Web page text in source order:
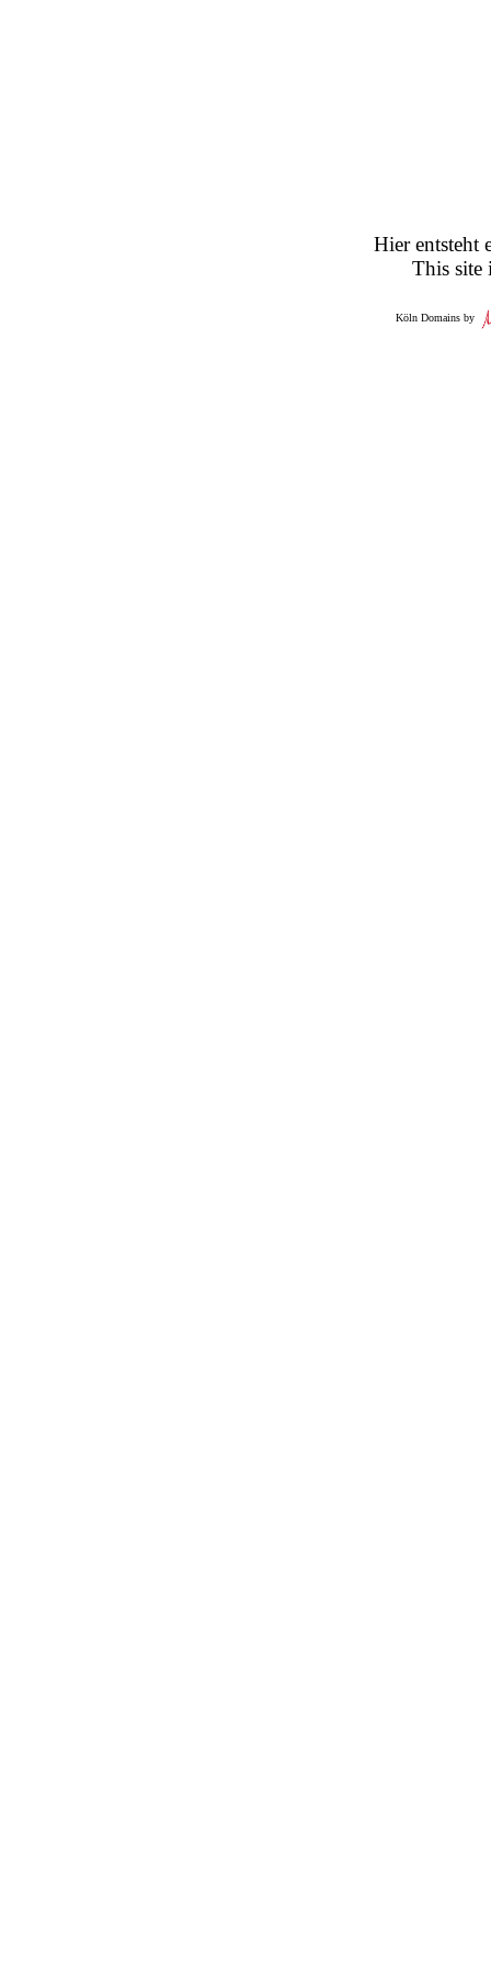
Hier entsteht
This site
Köln Domains by